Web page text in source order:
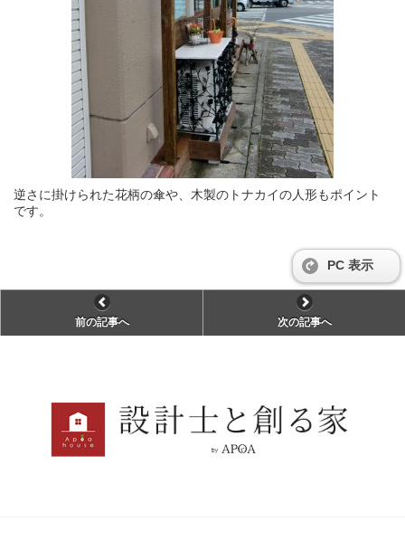
逆さに掛けられた花柄の傘や、木製のトナカイの人形もポイント
です。
PC 表示
前の記事へ 次の記事へ